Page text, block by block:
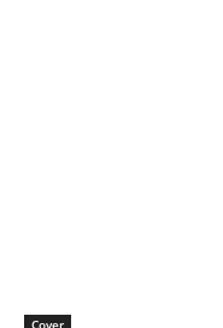
Cover